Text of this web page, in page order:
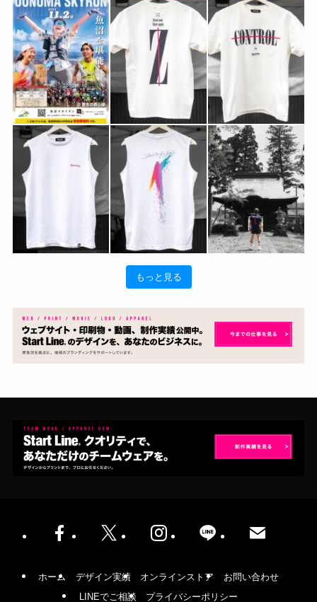
もっと見る
ホーム デザイン実績 オンラインストア
お問い合わせ
LINEでご相談
プライバシーポリシー